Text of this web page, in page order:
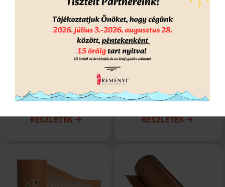
Kérd ajánlatunk
RÉSZLETEK
Kérd ajánlatunk
RÉSZLETEK